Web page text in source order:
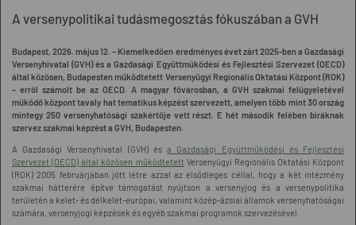
A versenypolitikai tudásmegosztás fókuszában a GVH
Budapest, 2026. május 12. – Kiemelkedően eredményes évet zárt 2025-ben a Gazdasági
Versenyhivatal (GVH) és a Gazdasági Együttműködési és Fejlesztési Szervezet (OECD)
által közösen, Budapesten működtetett Versenyügyi Regionális Oktatási Központ (ROK)
– erről számolt be az OECD. A magyar fővárosban, a GVH szakmai felügyeletével
működő központ tavaly hat tematikus képzést szervezett, amelyen több mint 30 ország
mintegy 250 versenyhatósági szakértője vett részt. E hét második felében bíráknak
szervez szakmai képzést a GVH, Budapesten.
A Gazdasági Versenyhivatal (GVH) ésa Gazdasági Együttműködési és Fejlesztési
Szervezet (OECD) által közösen működtetettVersenyügyi Regionális Oktatási Központ
(ROK) 2005 februárjában jött létre azzal az elsődleges céllal, hogy a két intézmény
szakmai hátterére építve támogatást nyújtson a versenyjog és a versenypolitika
területén a kelet- és délkelet-európai, valamint közép-ázsiai államok versenyhatóságai
számára, versenyjogi képzések és egyéb szakmai programok szervezésével.